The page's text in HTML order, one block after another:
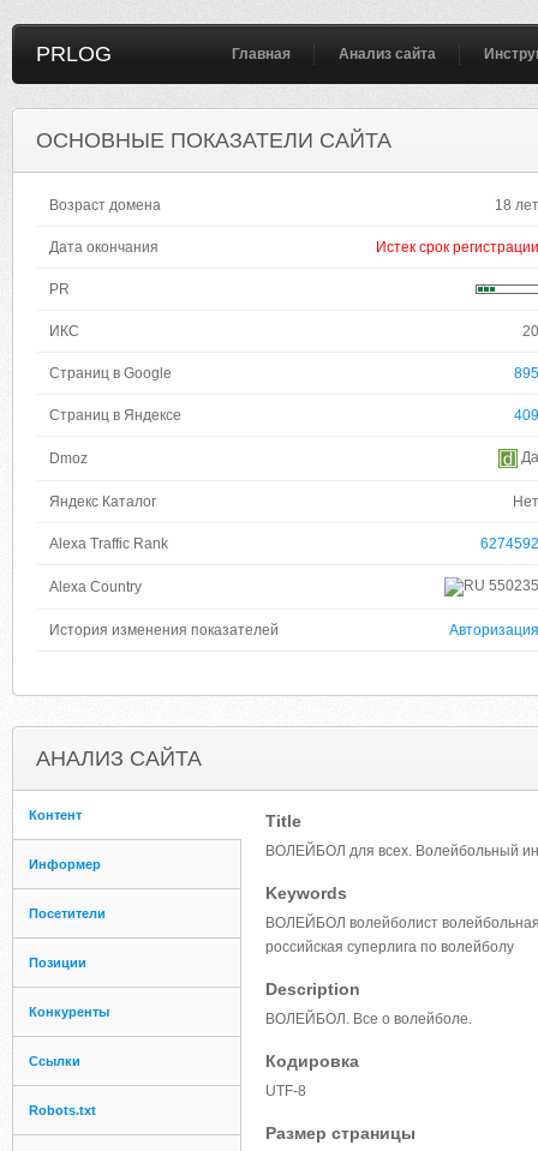
PRLOG Главная Анализ сайта
ОСНОВНЫЕ ПОКАЗАТЕЛИ САЙТА
Возраст домена 18 лет
Дата окончания Истек срок регистрации
PR
ИКС 20
Страниц в Google 895
Страниц в Яндексе 409
Dmoz Да
Яндекс Каталог Нет
Alexa Traffic Rank 6274592
Alexa Country 550235
История изменения показателей Авторизация
АНАЛИЗ САЙТА
Контент
Информер
Посетители
Позиции
Конкуренты
Ссылки
Robots.txt
Title
ВОЛЕЙБОЛ для всех. Волейбольный
Keywords
ВОЛЕЙБОЛ волейболист
российская суперлига по волейболу
Description
ВОЛЕЙБОЛ. Все о волейболе.
Кодировка
UTF-8
Размер страницы